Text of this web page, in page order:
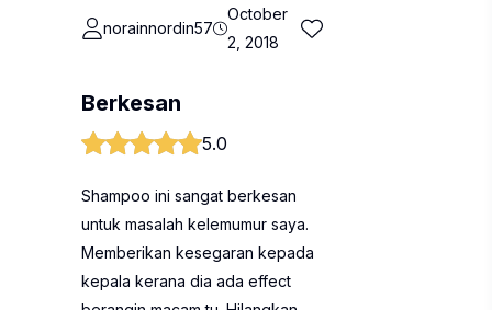
norainnordin57
October
2, 2018
Berkesan
5.0
Shampoo ini sangat berkesan
untuk masalah kelemumur saya.
Memberikan kesegaran kepada
kepala kerana dia ada effect